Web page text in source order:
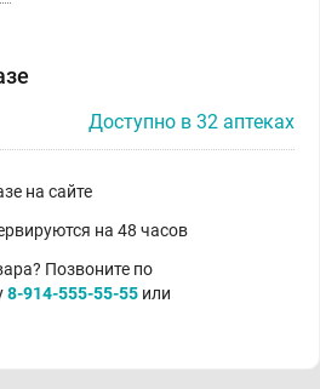
Доступно в 32 аптеках
на сайте
на 48 часов
Позвоните по
8-914-555-55-55 или